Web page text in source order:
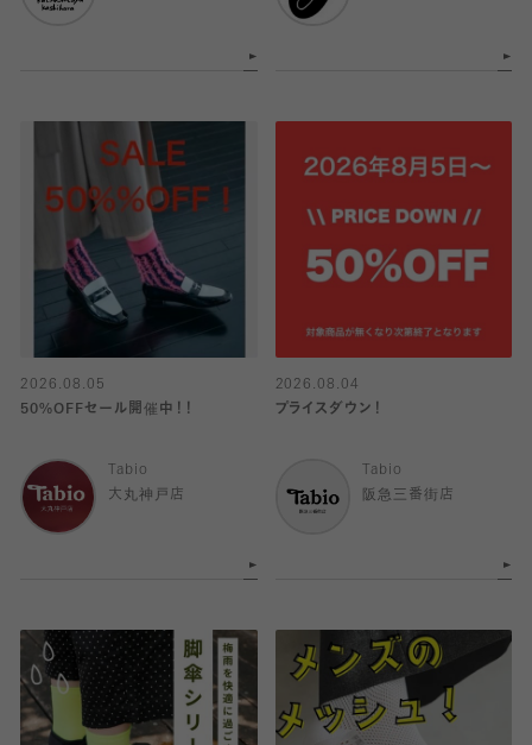
2026.08.05
50%OFFセール開催中！！
Tabio
大丸神戸店
2026.08.04
プライスダウン！
Tabio
阪急三番街店